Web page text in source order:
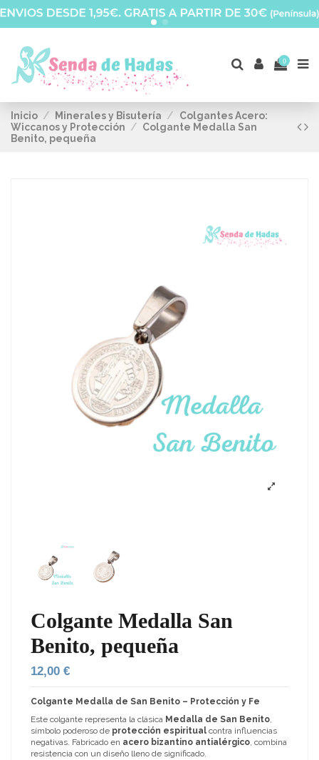
0
Inicio Minerales y Bisutería
Colgantes Acero:
Wiccanos y Protección
Colgante Medalla San
Benito, pequeña
Colgante Medalla San
Benito, pequeña
12,00 €
Colgante Medalla de San Benito – Protección y Fe
Este colgante representa la clásica Medalla de San Benito,
símbolo poderoso de protección espiritual contra influencias
negativas. Fabricado en acero bizantino antialérgico, combina
resistencia con un diseño lleno de significado.